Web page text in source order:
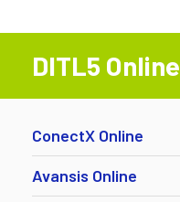
DITL5 Online
ConectX Online
Avansis Online